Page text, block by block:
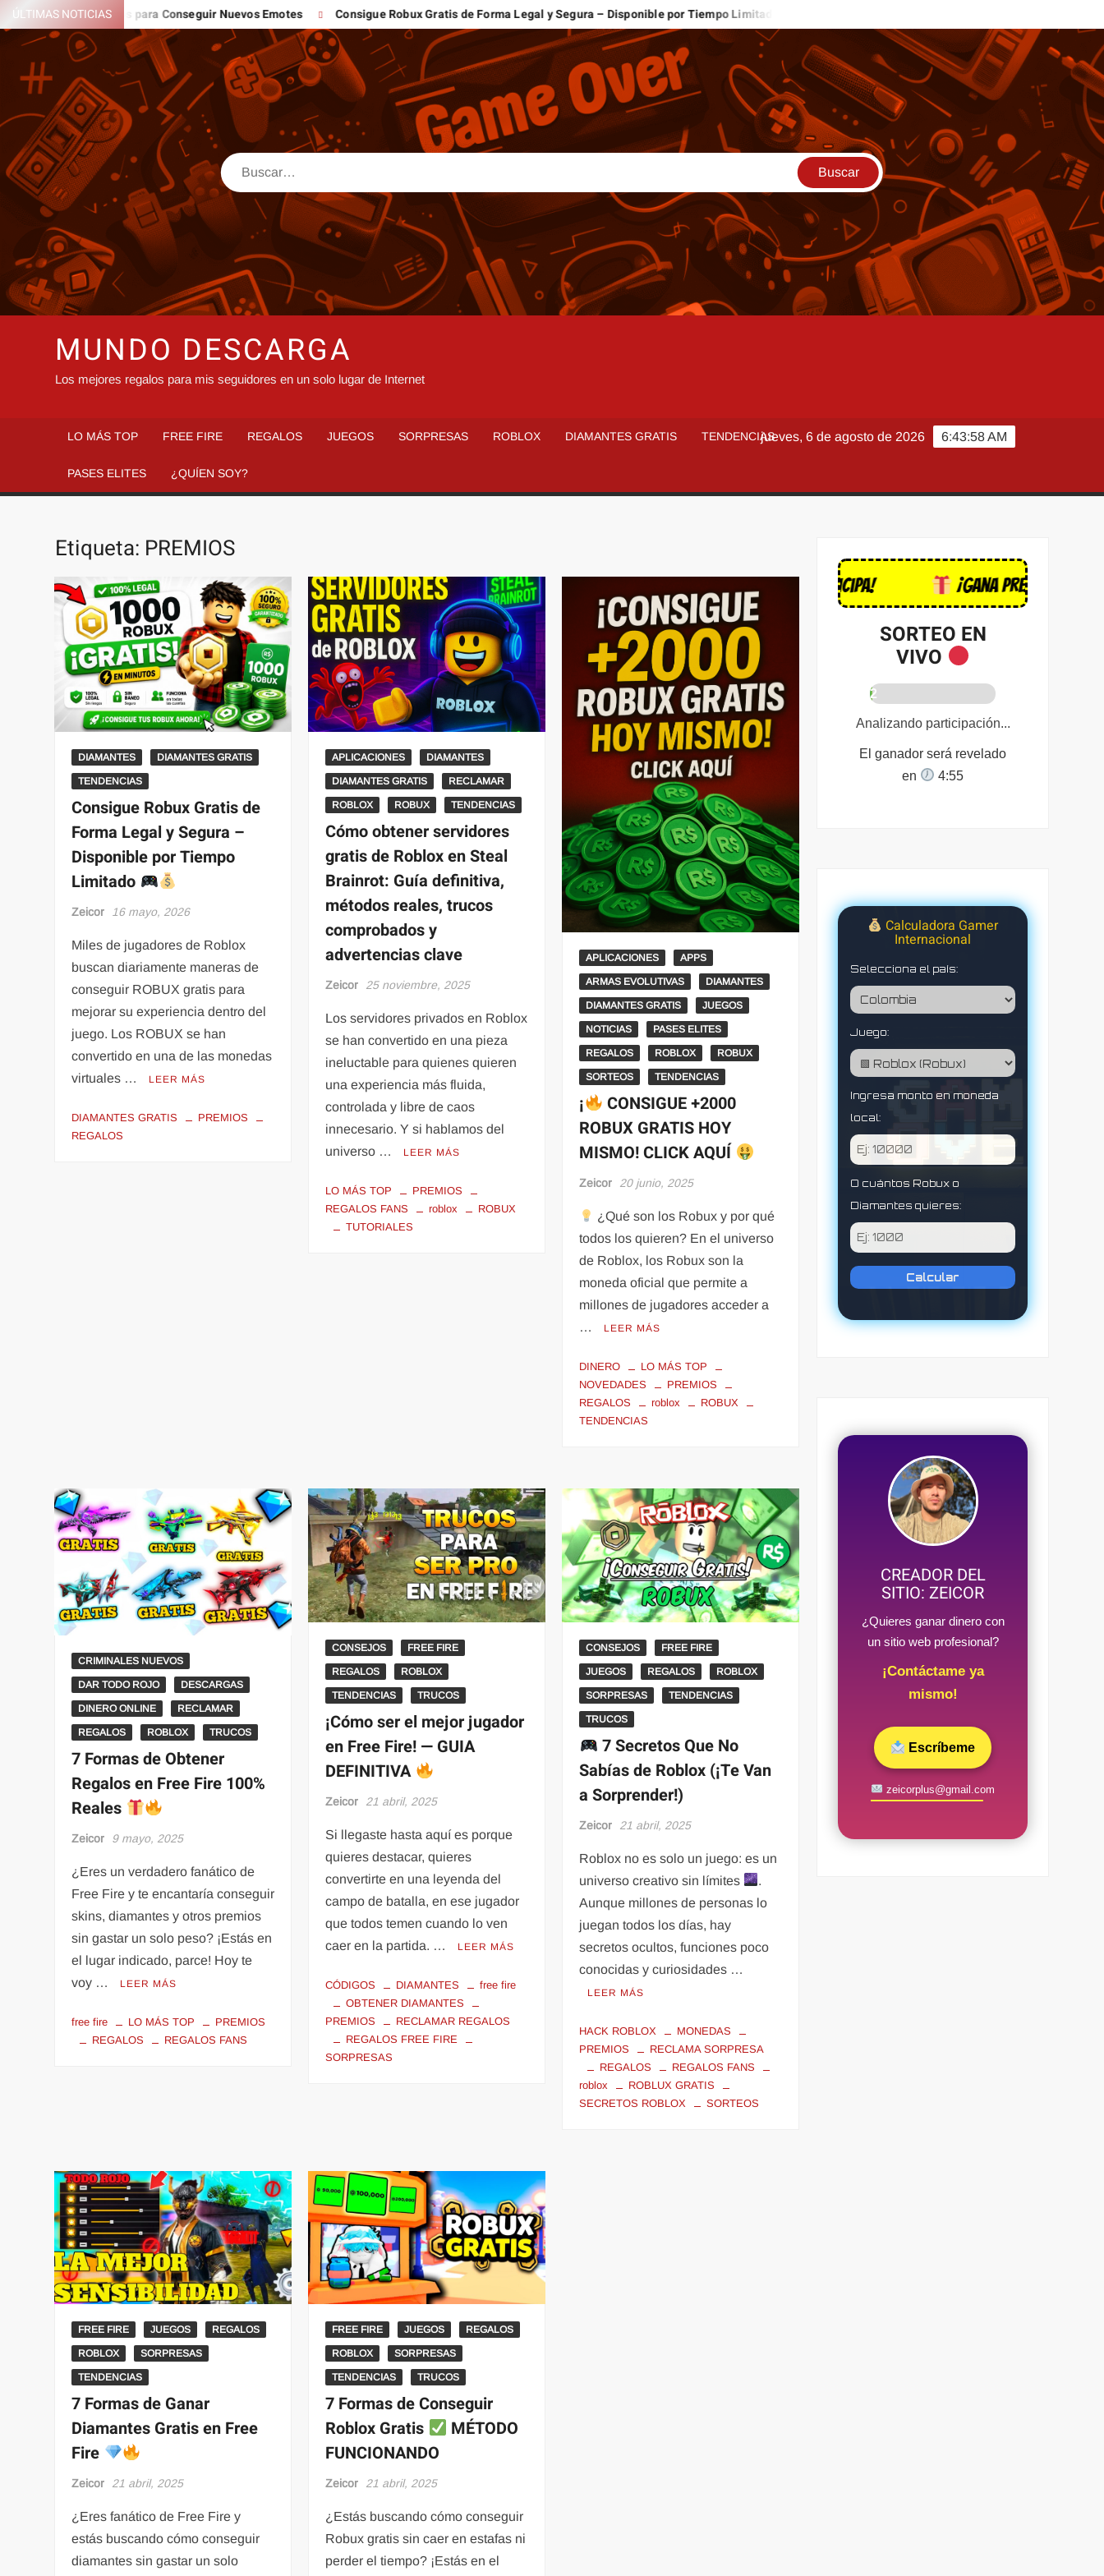
ÚLTIMAS NOTICIAS
y Seguros para Conseguir Nuevos Emotes Consigue Robux Gratis de Forma Legal y Segura – Disponible por Tiempo Limitado
MUNDO DESCARGA
Los mejores regalos para mis seguidores en un solo lugar de Internet
LO MÁS TOP FREE FIRE REGALOS JUEGOS SORPRESAS ROBLOX DIAMANTES GRATIS TENDENCIAS
PASES ELITES ¿QUÍEN SOY?
6:43:59 AM
jueves, 6 de agosto de 2026
Etiqueta: PREMIOS
DIAMANTES DIAMANTES GRATIS
TENDENCIAS
Consigue Robux Gratis de
Forma Legal y Segura –
Disponible por Tiempo
Limitado
Zeicor 16 mayo, 2026
Miles de jugadores de Roblox
buscan diariamente maneras de
conseguir ROBUX gratis para
mejorar su experiencia dentro del
juego. Los ROBUX se han
convertido en una de las monedas
virtuales …
LEER MÁS
DIAMANTES GRATIS
PREMIOS
REGALOS
APLICACIONES DIAMANTES
DIAMANTES GRATIS RECLAMAR
ROBLOX ROBUX TENDENCIAS
Cómo obtener servidores
gratis de Roblox en Steal
Brainrot: Guía definitiva,
métodos reales, trucos
comprobados y
advertencias clave
Zeicor 25 noviembre, 2025
Los servidores privados en Roblox
se han convertido en una pieza
ineluctable para quienes quieren
una experiencia más fluida,
controlada y libre de caos
innecesario. Y si hablamos del
universo …
LEER MÁS
LO MÁS TOP
PREMIOS
REGALOS FANS
roblox
ROBUX
TUTORIALES
APLICACIONES APPS
ARMAS EVOLUTIVAS DIAMANTES
DIAMANTES GRATIS JUEGOS
NOTICIAS PASES ELITES
REGALOS ROBLOX ROBUX
SORTEOS TENDENCIAS
¡
CONSIGUE +2000
ROBUX GRATIS HOY
MISMO! CLICK AQUÍ
Zeicor 20 junio, 2025
¿Qué son los Robux y por qué
todos los quieren? En el universo
de Roblox, los Robux son la
moneda oficial que permite a
millones de jugadores acceder a
…
LEER MÁS
DINERO
LO MÁS TOP
NOVEDADES
PREMIOS
REGALOS
roblox
ROBUX
TENDENCIAS
CRIMINALES NUEVOS
DAR TODO ROJO DESCARGAS
DINERO ONLINE RECLAMAR
REGALOS ROBLOX TRUCOS
7 Formas de Obtener
Regalos en Free Fire 100%
Reales
Zeicor 9 mayo, 2025
¿Eres un verdadero fanático de
Free Fire y te encantaría conseguir
skins, diamantes y otros premios
sin gastar un solo peso? ¡Estás en
el lugar indicado, parce! Hoy te
voy …
LEER MÁS
free fire LO MÁS TOP
PREMIOS
REGALOS
REGALOS FANS
CONSEJOS FREE FIRE
REGALOS ROBLOX
TENDENCIAS TRUCOS
¡Cómo ser el mejor jugador
en Free Fire! — GUIA
DEFINITIVA
Zeicor 21 abril, 2025
Si llegaste hasta aquí es porque
quieres destacar, quieres
convertirte en una leyenda del
campo de batalla, en ese jugador
que todos temen cuando lo ven
caer en la partida. …
LEER MÁS
CÓDIGOS DIAMANTES
free fire
OBTENER DIAMANTES
PREMIOS
RECLAMAR REGALOS
REGALOS FREE FIRE
SORPRESAS
CONSEJOS FREE FIRE
JUEGOS REGALOS ROBLOX
SORPRESAS TENDENCIAS
TRUCOS
7 Secretos Que No
Sabías de Roblox (¡Te Van
a Sorprender!)
Zeicor 21 abril, 2025
Roblox no es solo un juego: es un
universo creativo sin límites
.
Aunque millones de personas lo
juegan todos los días, hay
secretos ocultos, funciones poco
conocidas y curiosidades …
LEER MÁS
HACK ROBLOX
MONEDAS
PREMIOS
RECLAMA SORPRESA
REGALOS
REGALOS FANS
roblox
ROBLUX GRATIS
SECRETOS ROBLOX
SORTEOS
FREE FIRE JUEGOS REGALOS
ROBLOX SORPRESAS
TENDENCIAS
7 Formas de Ganar
Diamantes Gratis en Free
Fire
Zeicor 21 abril, 2025
¿Eres fanático de Free Fire y
estás buscando cómo conseguir
diamantes sin gastar un solo
FREE FIRE JUEGOS REGALOS
ROBLOX SORPRESAS
TENDENCIAS TRUCOS
7 Formas de Conseguir
Roblox Gratis
MÉTODO
FUNCIONANDO
Zeicor 21 abril, 2025
¿Estás buscando cómo conseguir
Robux gratis sin caer en estafas ni
perder el tiempo? ¡Estás en el
¡Regístrate y participa! ¡Gana premios hoy mismo!
SORTEO EN
VIVO
2
Analizando participación...
El ganador será revelado
en
4:54
Calculadora Gamer
Internacional
Selecciona el país:
Juego:
Ingresa monto en moneda
local:
O cuántos Robux o
Diamantes quieres:
Calcular
CREADOR DEL
SITIO: ZEICOR
¿Quieres ganar dinero con
un sitio web profesional?
¡Contáctame ya
mismo!
Escríbeme
zeicorplus@gmail.com